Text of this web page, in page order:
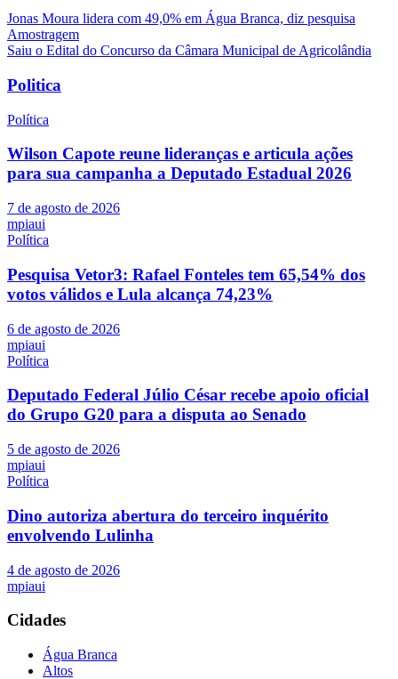
Navegação
de
Jonas Moura lidera com 49,0% em Água Branca, diz pesquisa
Amostragem
Saiu o Edital do Concurso da Câmara Municipal de Agricolândia
Politica
Política
Wilson Capote reune lideranças e articula ações
para sua campanha a Deputado Estadual 2026
7 de agosto de 2026
mpiaui
Política
Pesquisa Vetor3: Rafael Fonteles tem 65,54% dos
votos válidos e Lula alcança 74,23%
6 de agosto de 2026
mpiaui
Política
Deputado Federal Júlio César recebe apoio oficial
do Grupo G20 para a disputa ao Senado
5 de agosto de 2026
mpiaui
Política
Dino autoriza abertura do terceiro inquérito
envolvendo Lulinha
4 de agosto de 2026
mpiaui
Cidades
Água Branca
Altos